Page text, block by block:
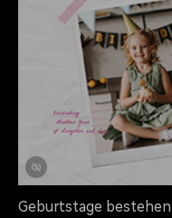
Geburtstage